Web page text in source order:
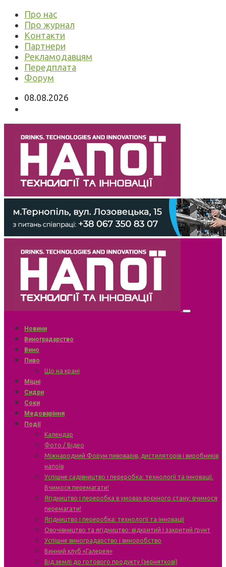
Про нас
Про журнал
Контакти
Партнери
Рекламодавцям
Передплата
Форум
08.08.2026
Новини
Виноградарство
Вино
Пиво
Що на крані
Міцні
Сидри
Соки
Медоваріння
Події
Календар
Фото / Відео
Міжнародний Форум пивоварів, дистиляторів і виробників
напоїв
Успішне садівництво і переробка: технології та інновації.
Вчимося перемагати!
Ягідництво і переробка в умовах воєнного стану: вчимося
перемагати!
Ягідництво і переробка: технології та інновації
Овочівництво та ягідництво: відкритий і закритий ґрунт
Успішне виноградарство і виноробство
Винний клуб «Галерея»
Від землі до готового продукту (зерняткові)